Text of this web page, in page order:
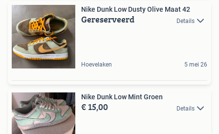
Nike Dunk Low Dusty Olive Maat 42
Gereserveerd Details
Hoevelaken 5 mei 26
Nike Dunk Low Mint Groen
€ 15,00 Details